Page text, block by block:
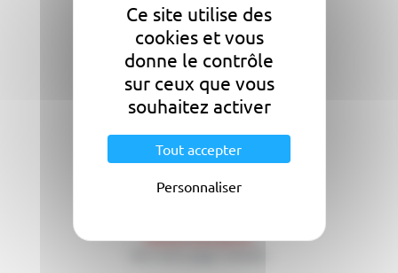
Nous rendre visite
ZI - 70180 Autet - France
Voir notre page Facebook
Ce site utilise des
cookies et vous
donne le contrôle
sur ceux que vous
souhaitez activer
Tout accepter
Personnaliser